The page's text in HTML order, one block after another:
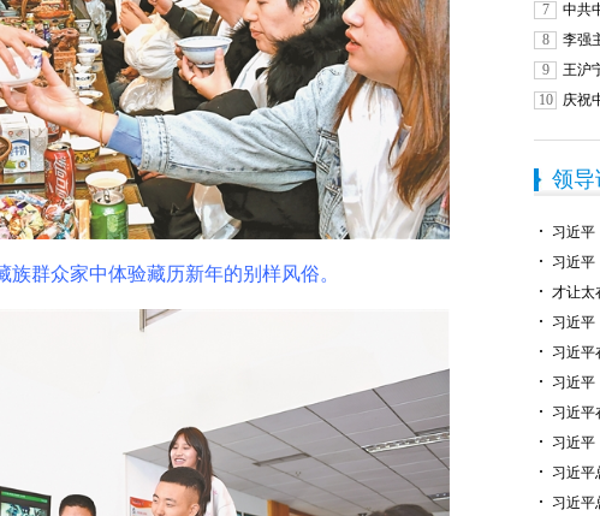
众家中体验藏历新年的别样风俗。
7
中共
8
李强
9
王沪
10
庆祝
领导
习近平
习近平
才让太
习近平
习近平
习近平
习近平
习近平
习近平
习近平